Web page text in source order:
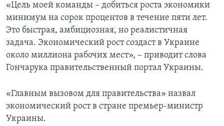
«Цель моей команды – добиться роста экономики
минимум на сорок процентов в течение пяти лет.
Это быстрая, амбициозная, но реалистичная
задача. Экономический рост создаст в Украине
около миллиона рабочих мест», – приводит слова
Гончарука правительственный портал Украины.
«Главным вызовом для правительства» назвал
экономический рост в стране премьер-министр
Украины.